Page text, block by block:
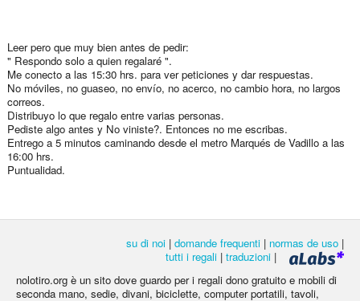
Leer pero que muy bien antes de pedir:
" Respondo solo a quien regalaré ".
Me conecto a las 15:30 hrs. para ver peticiones y dar respuestas.
No móviles, no guaseo, no envío, no acerco, no cambio hora, no largos
correos.
Distribuyo lo que regalo entre varias personas.
Pediste algo antes y No viniste?. Entonces no me escribas.
Entrego a 5 minutos caminando desde el metro Marqués de Vadillo a las
16:00 hrs.
Puntualidad.
su di noi | domande frequenti | normas de uso |
tutti i regali | traduzioni |
nolotiro.org è un sito dove guardo per i regali dono gratuito e mobili di
seconda mano, sedie, divani, biciclette, computer portatili, tavoli,